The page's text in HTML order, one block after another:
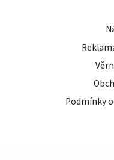
Podmínky